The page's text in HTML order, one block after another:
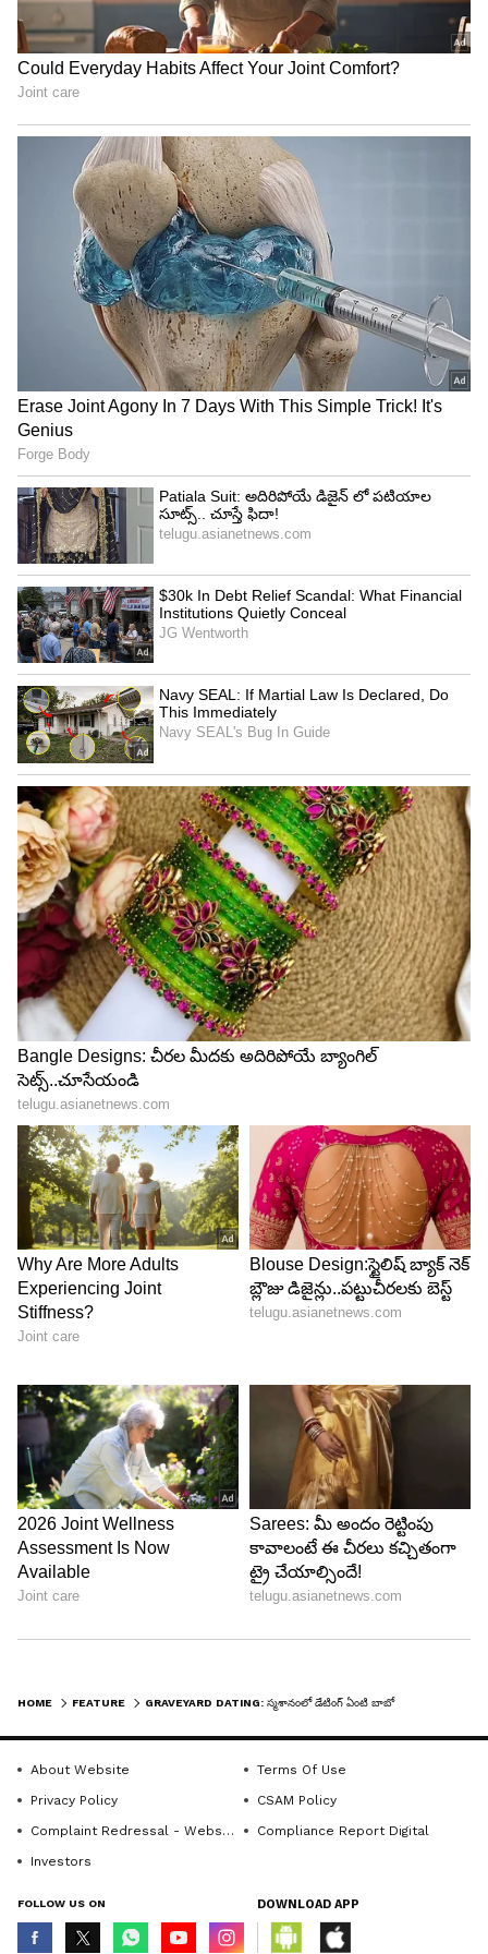
వీటన్నిటినీ మించి ఈ గ్రేవ్ యార్డ్ డేటింగ్ ట్రెండ్
చర్చనీయాంశంగా మారింది.
Related Articles
Best Honeymoon Destinations: హనీమూన్ ప్లాన్
చేస్తున్నారా? ఈ 5 రొమాంటిక్ ప్లేసెస్ అస్సలు మిస్
అవ్వకండి !
True 5G: ఫోన్‌లో ఫుల్ 5G సిగ్నల్ ఉన్నా ఇంటర్నెట్
రావడం లేదా? అయితే ఇలా చేయండి !
4
Image Credit :Chatgpt
అక్కడికే ఎందుకు వెళ్తున్నారు?
వందల మంది ఉండే రద్దీ ప్రదేశాల కంటే, ఏకాంతంగా ఉండే
ప్రాంతాల వైపు యువత మొగ్గు చూపుతోంది. దీనికి ప్రధాన
కారణాలు శాంతి, ప్రైవసీ, లోతైన సంభాషణలు. నగరాల్లో
ఉండే ట్రాఫిక్ గోల, రెస్టారెంట్లలో ఉండే అరుపులు, కేకలు
లేకుండా స్మశానాలు నిశ్శబ్దంగా ఉంటాయి.
ప్రైవసీ అంటే అక్కడ మనల్ని చూసేవారు ఉండరు, డిస్టర్బ్
చేసేవారు ఉండరు. అందుకే తమ మనసులోని మాటలను
ఒకరికొకరు ధైర్యంగా చెప్పుకోవడానికి ఇది సరైన ప్రదేశమని
కొందరు భావిస్తున్నారు. పాత సమాధులు, చెట్లు, పచ్చదనం
మధ్య కూర్చున్నప్పుడు చిన్న చిన్న మాటలు కాకుండా..
జీవితం, భయం, కలల గురించి లోతైన చర్చలు వస్తాయని
వోగ్ ఇండియా లాంటి పత్రికలు కూడా పేర్కొన్నాయి. ఇది ఒక
రకంగా కంపాటబిలిటీ టెస్ట్ లాంటిదని డేటర్లు చెబుతున్నారు.
4
4
Image Credit :Chatgpt
కూడా భావిస్తున్నారు. చనిపోయిన వారు నిద్రించే చోట
రొమాన్స్ ఏంటని విమర్శించే వారు కూడా ఉన్నారు. ఇది
HOME FEATURE GRAVEYARD DATING: స్మశానంలో డేటింగ్ ఏంటి బాబోయ్? యువత కొత్త పిచ్చి.. అసలు విషయం ఇదే !
About Website
Terms Of Use
Privacy Policy
CSAM Policy
Complaint Redressal - Website
Compliance Report Digital
Investors
FOLLOW US ON DOWNLOAD APP